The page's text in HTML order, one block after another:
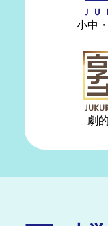
小中
劇